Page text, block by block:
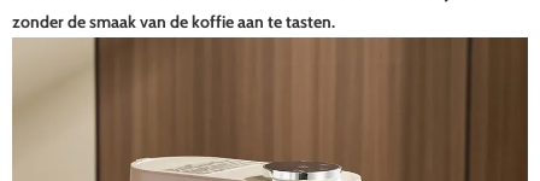
zonder de smaak van de koffie aan te tasten.